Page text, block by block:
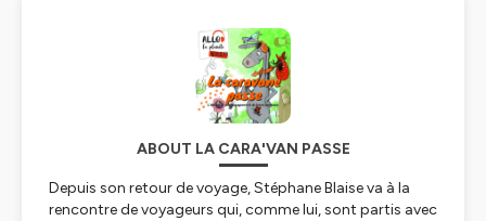
ABOUT LA CARA'VAN PASSE
Depuis son retour de voyage, Stéphane Blaise va à la
rencontre de voyageurs qui, comme lui, sont partis avec